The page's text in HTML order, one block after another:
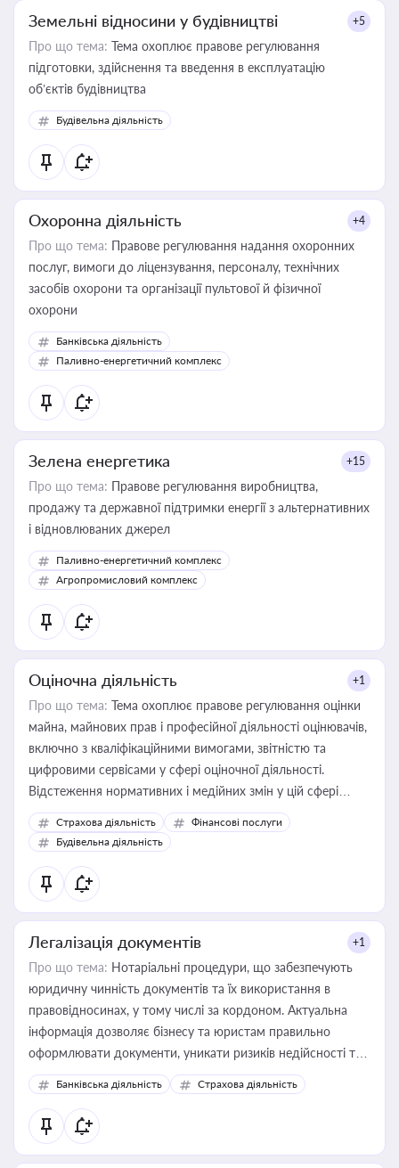
Земельні відносини у будівництві +5
Про що тема: Тема охоплює правове регулювання
підготовки, здійснення та введення в експлуатацію
об’єктів будівництва
Будівельна діяльність
Охоронна діяльність +4
Про що тема: Правове регулювання надання охоронних
послуг, вимоги до ліцензування, персоналу, технічних
засобів охорони та організації пультової й фізичної
охорони
Банківська діяльність
Паливно-енергетичний комплекс
Зелена енергетика +15
Про що тема: Правове регулювання виробництва,
продажу та державної підтримки енергії з альтернативних
і відновлюваних джерел
Паливно-енергетичний комплекс
Агропромисловий комплекс
Оціночна діяльність +1
Про що тема: Тема охоплює правове регулювання оцінки
майна, майнових прав і професійної діяльності оцінювачів,
включно з кваліфікаційними вимогами, звітністю та
цифровими сервісами у сфері оціночної діяльності.
Відстеження нормативних і медійних змін у цій сфері
корисне для власника бізнесу, керівника, юриста або
бухгалтера під час оподаткування, приватизації, оренди
державного майна, корпоративних угод і перевірки
статусу суб'єктів оціночної діяльності
Страхова діяльність
Фінансові послуги
Будівельна діяльність
Легалізація документів +1
Про що тема: Нотаріальні процедури, що забезпечують
юридичну чинність документів та їх використання в
правовідносинах, у тому числі за кордоном. Актуальна
інформація дозволяє бізнесу та юристам правильно
оформлювати документи, уникати ризиків недійсності та
забезпечувати їх належне прийняття органами влади та
контрагентами
Банківська діяльність Страхова діяльність